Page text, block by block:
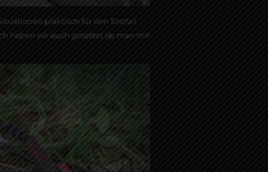
praktisch für den Erstfall
haben wir auch getestet ob man mit